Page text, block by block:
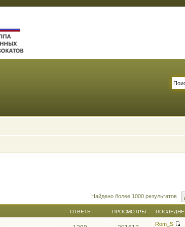
Найдено более 1000 результатов
ОТВЕТЫ ПРОСМОТРЫ
Rom_S